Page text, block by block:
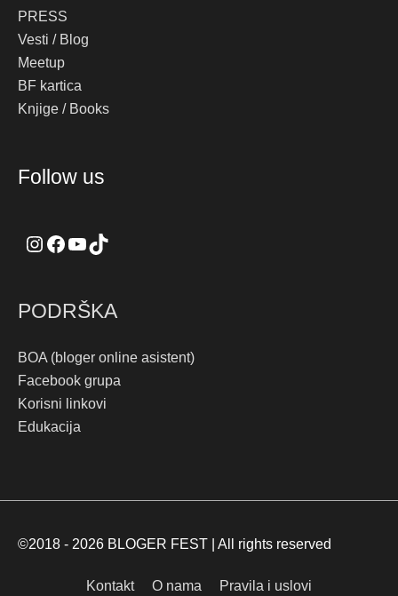
PRESS
Vesti / Blog
Meetup
BF kartica
Knjige / Books
Follow us
PODRŠKA
BOA (bloger online asistent)
Facebook grupa
Korisni linkovi
Edukacija
©2018 - 2026 BLOGER FEST | All rights reserved
Kontakt O nama Pravila i uslovi